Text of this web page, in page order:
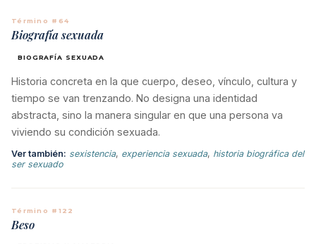
Término #64
Biografía sexuada
BIOGRAFÍA SEXUADA
Historia concreta en la que cuerpo, deseo, vínculo, cultura y
tiempo se van trenzando. No designa una identidad
abstracta, sino la manera singular en que una persona va
viviendo su condición sexuada.
Ver también: sexistencia, experiencia sexuada, historia biográfica del
ser sexuado
Término #122
Beso